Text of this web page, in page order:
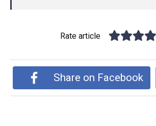
Rate article
Share on Facebook